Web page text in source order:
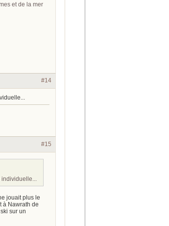
et de la mer
#14
#15
jouait plus le
à Nawrath de
sur un